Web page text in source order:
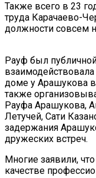
Также всего в 23
труда Карачаево-
должности совсем
Рауф был
доме у Арашукова
также
Рауфа Арашукова,
Летучей, Сати
задержания
дружеских встреч.
Многие заявили,
качестве